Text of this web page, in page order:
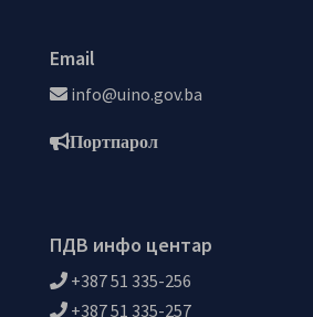
Email
info@uino.gov.ba
Портпарол
ПДВ инфо центар
+387 51 335-256
+387 51 335-257